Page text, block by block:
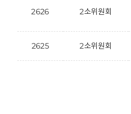
2626 2소위원회
2625 2소위원회